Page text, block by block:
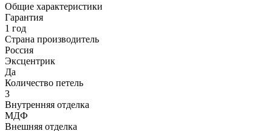
Общие характеристики
Гарантия
1 год
Страна производитель
Россия
Эксцентрик
Да
Количество петель
3
Внутренняя отделка
МДФ
Внешняя отделка